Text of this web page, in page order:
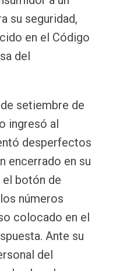
su seguridad,
en el Código
del
setiembre de
ingresó al
desperfectos
encerrado en su
botón de
números
colocado en el
Ante su
del